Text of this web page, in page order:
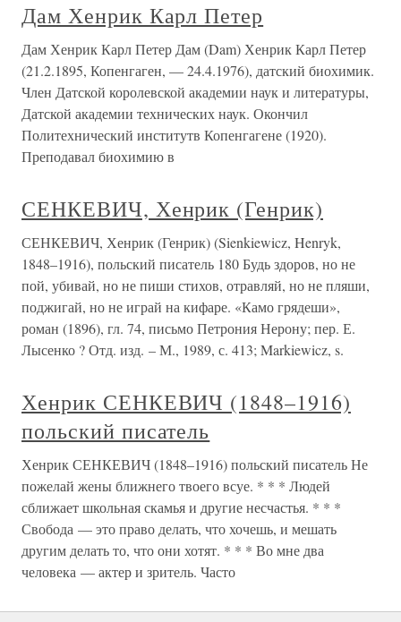
Дам Хенрик Карл Петер
Дам Хенрик Карл Петер Дам (Dam) Хенрик Карл Петер
(21.2.1895, Копенгаген, — 24.4.1976), датский биохимик.
Член Датской королевской академии наук и литературы,
Датской академии технических наук. Окончил
Политехнический институтв Копенгагене (1920).
Преподавал биохимию в
СЕНКЕВИЧ, Хенрик (Генрик)
СЕНКЕВИЧ, Хенрик (Генрик) (Sienkiewicz, Henryk,
1848–1916), польский писатель 180 Будь здоров, но не
пой, убивай, но не пиши стихов, отравляй, но не пляши,
поджигай, но не играй на кифаре. «Камо грядеши»,
роман (1896), гл. 74, письмо Петрония Нерону; пер. Е.
Лысенко ? Отд. изд. – М., 1989, с. 413; Markiewicz, s.
Хенрик СЕНКЕВИЧ (1848–1916)
польский писатель
Хенрик СЕНКЕВИЧ (1848–1916) польский писатель Не
пожелай жены ближнего твоего всуе. * * * Людей
сближает школьная скамья и другие несчастья. * * *
Свобода — это право делать, что хочешь, и мешать
другим делать то, что они хотят. * * * Во мне два
человека — актер и зритель. Часто